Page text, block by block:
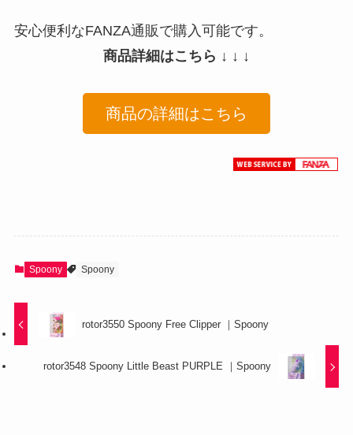
安心便利なFANZA通販で購入可能です。
商品詳細はこちら ↓ ↓ ↓
商品の詳細はこちら
Spoony Spoony
rotor3550 Spoony Free Clipper ｜Spoony
rotor3548 Spoony Little Beast PURPLE ｜Spoony